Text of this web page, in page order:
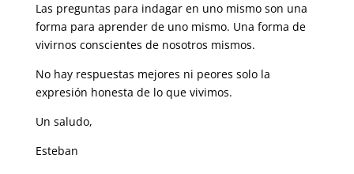
Las preguntas para indagar en uno mismo son una
forma para aprender de uno mismo. Una forma de
vivirnos conscientes de nosotros mismos.
No hay respuestas mejores ni peores solo la
expresión honesta de lo que vivimos.
Un saludo,
Esteban